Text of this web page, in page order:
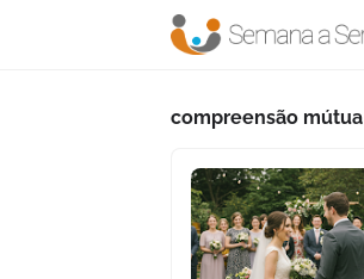
compreensão mútua